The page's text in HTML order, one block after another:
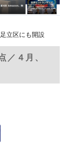
立区にも開設
／４月、